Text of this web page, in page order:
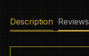
Description Reviews